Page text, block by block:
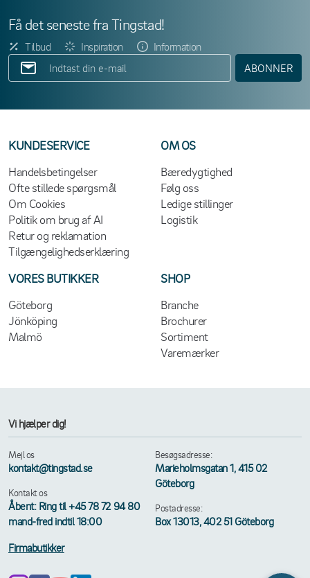
Få det seneste fra Tingstad!
Tilbud Inspiration
Information
ABONNER
KUNDESERVICE
Handelsbetingelser
Ofte stillede spørgsmål
Om Cookies
Politik om brug af AI
Retur og reklamation
Tilgængelighedserklæring
OM OS
Bæredygtighed
Følg oss
Ledige stillinger
Logistik
VORES BUTIKKER
Göteborg
Jönköping
Malmö
SHOP
Branche
Brochurer
Sortiment
Varemærker
Vi hjælper dig!
Mejl os
kontakt@tingstad.se
Kontakt os
Åbent: Ring til +45 78 72 94 80
mand-fred indtil 18:00
Besøgsadresse:
Marieholmsgatan 1, 415 02
Göteborg
Postadresse:
Box 13013, 402 51 Göteborg
Firmabutikker